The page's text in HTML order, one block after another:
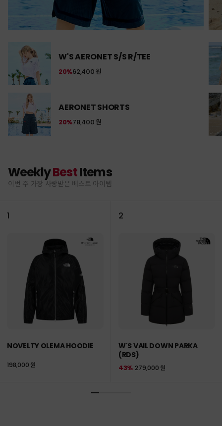
W'S AERONET S/S R/TEE
62,400 원
20%
AERONET SHORTS
78,400 원
20%
WeeklyBestItems
이번 주 가장 사랑받은 베스트 아이템
1
NOVELTY OLEMA HOODIE
198,000 원
2
W'S VAIL DOWN PARKA
(RDS)
279,000 원
43%